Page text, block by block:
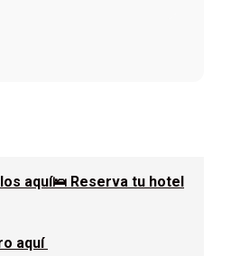
aquí🛌 Reserva tu hotel
aquí